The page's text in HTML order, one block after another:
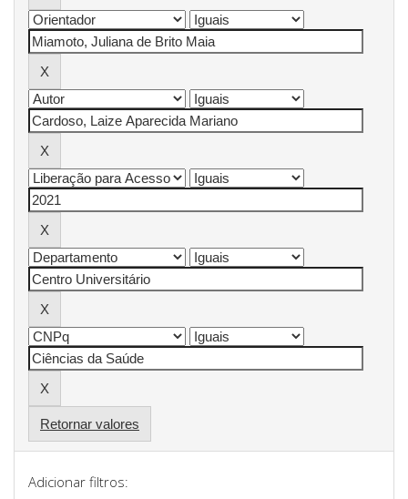
Retornar valores
Adicionar filtros: